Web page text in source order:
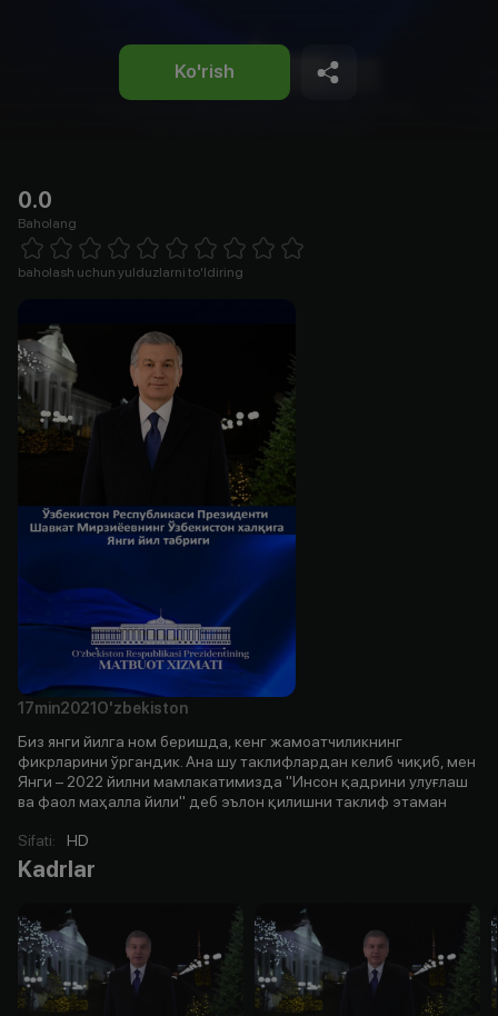
Ko'rish
0.0
Baholang
1 Star 2 Stars 3 Stars 4 Stars5 Stars 6 Stars7 Stars8 Stars
baholash uchun yulduzlarni to'ldiring
17min2021 O'zbekiston
Биз янги йилга ном беришда, кенг жамоатчиликнинг
фикрларини ўргандик. Ана шу таклифлардан келиб чиқиб, мен
Янги – 2022 йилни мамлакатимизда "Инсон қадрини улуғлаш
ва фаол маҳалла йили" деб эълон қилишни таклиф этаман
Sifati: HD
Kadrlar